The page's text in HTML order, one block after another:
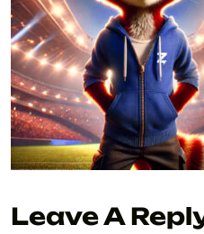
Leave A